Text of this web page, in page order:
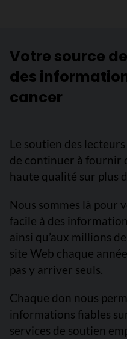
Votre source
des
cancer
Le soutien des
de continuer à fournir
haute qualité sur plus
Nous sommes là pour
facile à des
ainsi qu’aux millions
site Web chaque
pas y arriver seuls.
Chaque don nous
informations fiables
services de soutien